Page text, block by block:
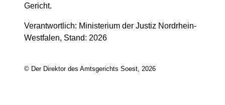
Gericht.
Verantwortlich: Ministerium der Justiz Nordrhein-
Westfalen, Stand: 2026
© Der Direktor des Amtsgerichts Soest, 2026